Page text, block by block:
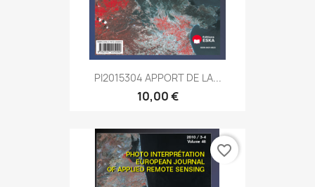
PI2015304 APPORT DE LA...
10,00 €
favorite_border